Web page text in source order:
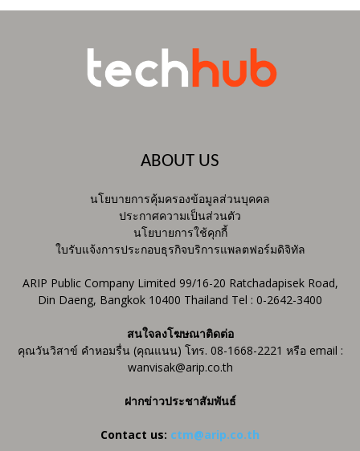
ABOUT US
นโยบายการคุ้มครองข้อมูลส่วนบุคคล
ประกาศความเป็นส่วนตัว
นโยบายการใช้คุกกี้
ใบรับแจ้งการประกอบธุรกิจบริการแพลตฟอร์มดิจิทัล
ARIP Public Company Limited 99/16-20 Ratchadapisek Road,
Din Daeng, Bangkok 10400 Thailand Tel : 0-2642-3400
สนใจลงโฆษณาติดต่อ
คุณวันวิสาข์ คำหอมรื่น (คุณแนน) โทร. 08-1668-2221 หรือ email :
wanvisak@arip.co.th
ฝากข่าวประชาสัมพันธ์
Contact us: ctm@arip.co.th